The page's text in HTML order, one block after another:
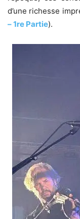
d’une richesse
– 1re Partie).